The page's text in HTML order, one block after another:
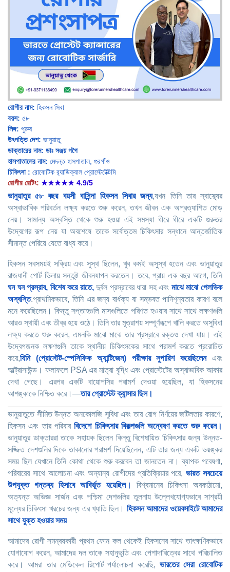
রোগীর নাম: হিকসন সিবা
বয়স: ৫৮
লিঙ্গ: পুরুষ
উৎপত্তি দেশ: ভানুয়াতু
ডাক্তারের নাম: ডাঃ সঞ্জয় গগৈ
হাসপাতালের নাম: মেদন্ত হাসপাতাল, গুরগাঁও
চিকিৎসা : রোবোটিক র‍্যাডিক্যাল প্রোস্টেটেক্টমি
রোগীর রেটিং: ★★★★★ 4.9/5
ভানুয়াতুর ৫৮ বছর বয়সী বাসিন্দা হিকসন সিবার জন্য,যখন তিনি তার স্বাস্থ্যের
অস্বাভাবিক পরিবর্তন লক্ষ্য করতে শুরু করেন, তখন জীবন এক অপ্রত্যাশিত মোড়
নেয়। সামান্য অস্বস্তি থেকে শুরু হওয়া এই সমস্যা ধীরে ধীরে একটি গুরুতর
উদ্বেগের রূপ নেয় যা অবশেষে তাকে সর্বোত্তম চিকিৎসার সন্ধানে আন্তর্জাতিক
সীমান্ত পেরিয়ে যেতে বাধ্য করে।
হিকসন সবসময়ই সক্রিয় এবং সুস্থ ছিলেন, খুব কমই অসুস্থ হতেন এবং ভানুয়াতুর
রাজধানী পোর্ট ভিলায় সন্তুষ্ট জীবনযাপন করতেন। তবে, প্রায় এক বছর আগে, তিনি
ঘন ঘন প্রস্রাব, বিশেষ করে রাতে,দুর্বল প্রস্রাবের ধারা সহ এবং মাঝে মাঝে পেলভিক
অস্বস্তি.প্রাথমিকভাবে, তিনি এর জন্য বার্ধক্য বা সম্ভবত পানিশূন্যতার কারণ বলে
মনে করেছিলেন। কিন্তু সপ্তাহগুলি মাসগুলিতে পরিণত হওয়ার সাথে সাথে লক্ষণগুলি
আরও স্থায়ী এবং তীব্র হয়ে ওঠে। তিনি তার মূত্রাশয় সম্পূর্ণরূপে খালি করতে অসুবিধা
লক্ষ্য করতে শুরু করেন, এমনকি মাঝে মাঝে তার প্রস্রাবে রক্তও দেখা যায়। এই
উদ্বেগজনক লক্ষণগুলি তাকে স্থানীয় চিকিৎসকের সাথে পরামর্শ করতে প্ররোচিত
করে,যিনি (প্রোস্টেট-স্পেসিফিক অ্যান্টিজেন) পরীক্ষার সুপারিশ করেছিলেনএবং
আল্ট্রাসাউন্ড। ফলাফলে PSA এর মাত্রা বৃদ্ধি এবং প্রোস্টেটের অস্বাভাবিক আকার
দেখা গেছে। এরপর একটি বায়োপসির পরামর্শ দেওয়া হয়েছিল, যা হিকসনের
আশঙ্কাকে নিশ্চিত করে।—তার প্রোস্টেট ক্যান্সার ছিল।
ভানুয়াতুতে সীমিত উন্নত অনকোলজি সুবিধা এবং তার রোগ নির্ণয়ের জটিলতার কারণে,
হিকসন এবং তার পরিবারবিদেশে চিকিৎসার বিকল্পগুলি অন্বেষণ করতে শুরু করেন।
ভানুয়াতুর ডাক্তাররা তাকে সহায়ক ছিলেন কিন্তু বিশেষায়িত চিকিৎসার জন্য উন্নত-
সজ্জিত দেশগুলির দিকে তাকানোর পরামর্শ দিয়েছিলেন, এটি তার জন্য একটি ভয়ঙ্কর
সময় ছিল যেখানে তিনি কোথা থেকে শুরু করবেন তা জানতেন না। ব্যাপক গবেষণা,
পরিবারের সাথে আলোচনা এবং অন্যান্য রোগীদের প্রতিক্রিয়ার পরে,ভারত সবচেয়ে
উপযুক্ত গন্তব্য হিসাবে আবির্ভূত হয়েছিল।
বিশ্বমানের চিকিৎসা অবকাঠামো,
অত্যন্ত অভিজ্ঞ সার্জন এবং পশ্চিমা দেশগুলির তুলনায় উল্লেখযোগ্যভাবে সাশ্রয়ী
মূল্যের চিকিৎসা খরচের জন্য এর খ্যাতি ছিল। হিকসন আমাদের ওয়েবসাইটে আমাদের
সাথে যুক্ত হওয়ার সময়
আমাদের রোগী সমন্বয়কারী প্রথম ফোন কল থেকেই হিকসনের সাথে তাৎক্ষণিকভাবে
যোগাযোগ করেন, আমাদের দল তাকে সহানুভূতি এবং পেশাদারিত্বের সাথে পরিচালিত
করে। আমরা তার মেডিকেল রিপোর্ট পর্যালোচনা করেছি,ভারতের সেরা রোবোটিক